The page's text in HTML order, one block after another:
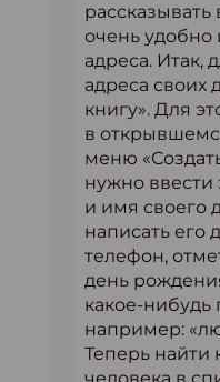
очень удобно
адреса. Итак,
адреса своих
книгу». Для
в
меню
нужно ввести
и имя своего
написать его
телефон,
день
какое-
например:
Теперь найти